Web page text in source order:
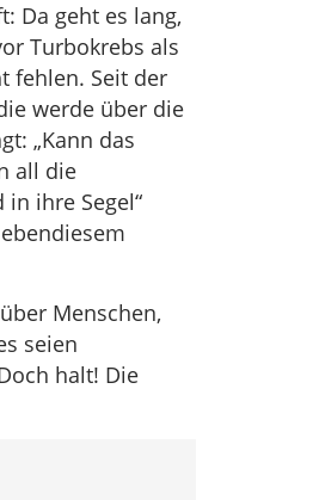
Da geht es lang,
Turbokrebs als
fehlen. Seit der
werde über die
„Kann das
all die
ihre Segel“
Menschen,
seien
halt! Die